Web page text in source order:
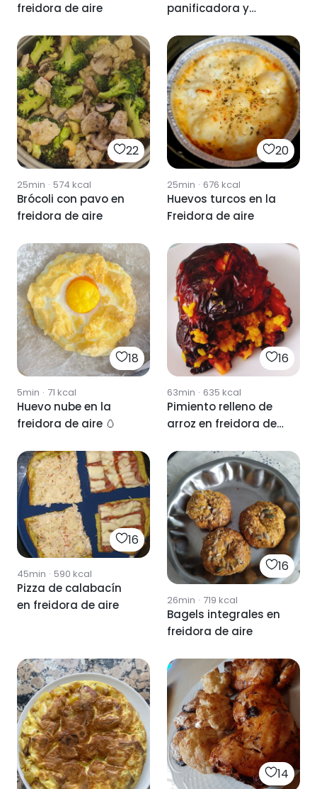
freidora de aire
panificadora y
22
25min · 574 kcal
Brócoli con pavo en
freidora de aire
20
25min · 676 kcal
Huevos turcos en la
Freidora de aire
18
5min · 71 kcal
Huevo nube en la
freidora de aire 🥚
16
63min · 635 kcal
Pimiento relleno de
arroz en freidora de
16
45min · 590 kcal
Pizza de calabacín
en freidora de aire
16
26min · 719 kcal
Bagels integrales en
freidora de aire
14